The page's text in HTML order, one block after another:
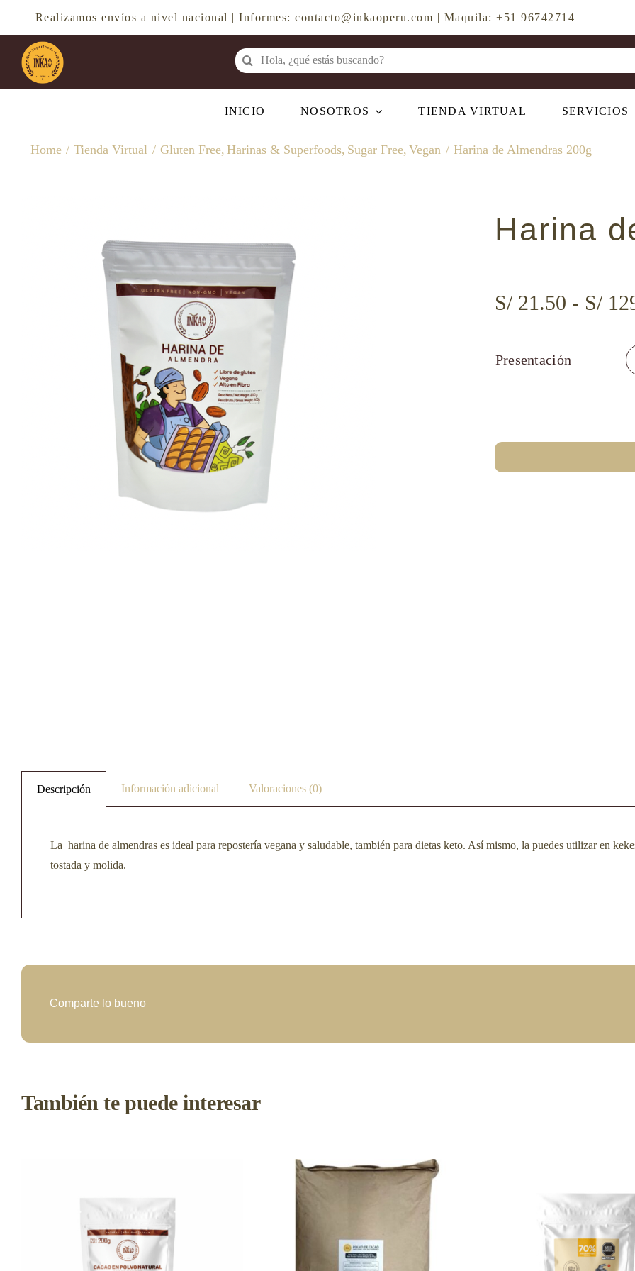
contenido
Realizamos envíos a nivel nacional | Informes: contacto@inkaoperu.com | Maquila: +51 96742714
Buscar:
INICIO NOSOTROS TIENDA VIRTUAL SERVICIOS
Home Tienda Virtual Gluten Free Harinas & Superfoods Sugar Free Vegan Harina de Almendras 200g
Harina
S/21.50 - S/
Presentación
Descripción Información adicional Valoraciones (0)
La harina de almendras es ideal para repostería vegana y saludable, también para dietas keto. Así mismo, la puedes utilizar en
tostada y molida.
Comparte lo bueno
También te puede interesar
SELECCIONAR OPCIONES AÑADIR AL CARRITO AÑADIR AL CARRITO